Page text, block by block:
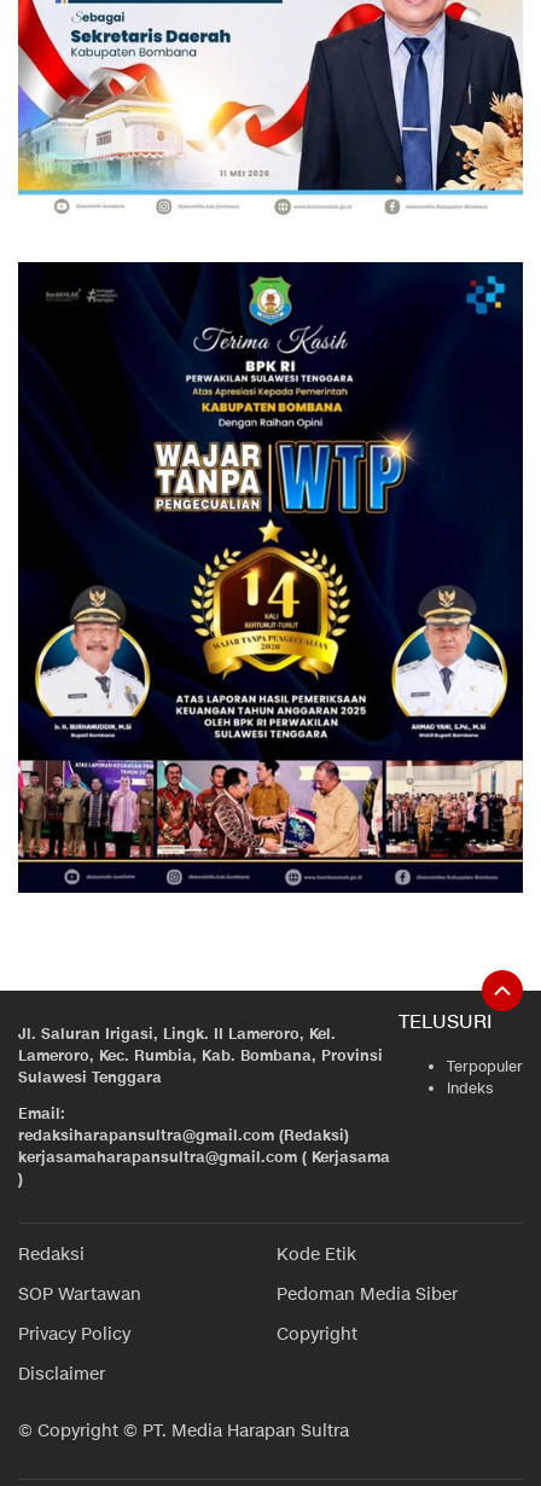
Jl. Saluran Irigasi, Lingk. II Lameroro, Kel.
Lameroro, Kec. Rumbia, Kab. Bombana, Provinsi
Sulawesi Tenggara
Email:
redaksiharapansultra@gmail.com (Redaksi)
kerjasamaharapansultra@gmail.com ( Kerjasama
)
TELUSURI
Terpopuler
Indeks
Redaksi
Kode Etik
SOP Wartawan
Pedoman Media Siber
Privacy Policy
Copyright
Disclaimer
© Copyright © PT. Media Harapan Sultra